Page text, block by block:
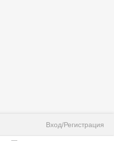
Вход/Регистрация